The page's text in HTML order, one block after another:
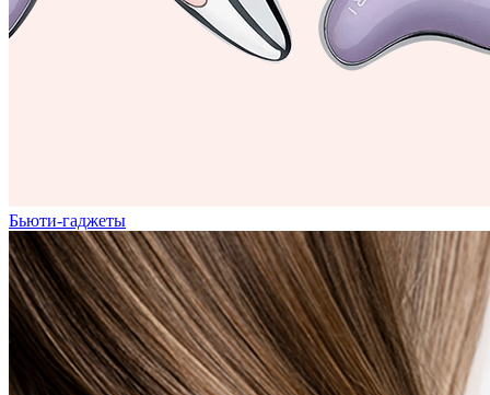
Бьюти-гаджеты